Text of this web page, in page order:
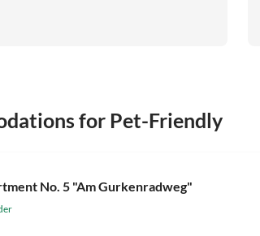
for Pet-Friendly
No. 5 "Am Gurkenradweg"